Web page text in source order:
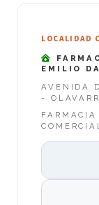
LOCALIDAD
EMILIO
AVENIDA
-